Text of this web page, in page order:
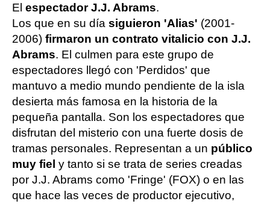
El espectador J.J. Abrams.
Los que en su día siguieron 'Alias' (2001-
2006) firmaron un contrato vitalicio con J.J.
Abrams. El culmen para este grupo de
espectadores llegó con 'Perdidos' que
mantuvo a medio mundo pendiente de la isla
desierta más famosa en la historia de la
pequeña pantalla. Son los espectadores que
disfrutan del misterio con una fuerte dosis de
tramas personales. Representan a un público
muy fiel y tanto si se trata de series creadas
por J.J. Abrams como 'Fringe' (FOX) o en las
que hace las veces de productor ejecutivo,